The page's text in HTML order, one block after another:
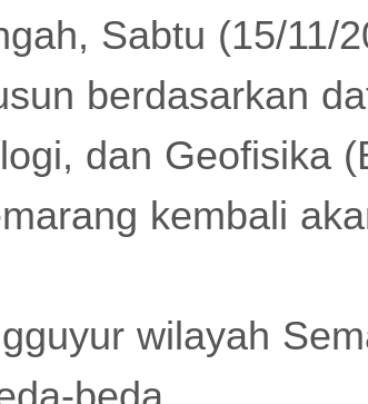
Sabtu (15/11/
berdasarkan
dan Geofisika
kembali
wilayah